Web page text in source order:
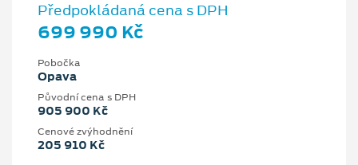
Předpokládaná cena s DPH
699 990 Kč
Pobočka
Opava
Původní cena s DPH
905 900 Kč
Cenové zvýhodnění
205 910 Kč